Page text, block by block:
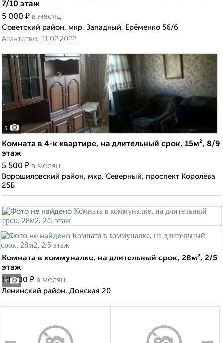
7/10 этаж
5 000 ₽ в месяц
Советский район, мкр. Западный, Ерёменко 56/6
Агентство, 11.02.2022
3
Комната в 4-к квартире, на длительный срок, 15м², 8/9
этаж
5 500 ₽ в месяц
Ворошиловский район, мкр. Северный, проспект Королёва
25Б
4
Комната в коммуналке, на длительный срок, 28м², 2/5
этаж
10 000 ₽ в месяц
Ленинский район, Донская 20